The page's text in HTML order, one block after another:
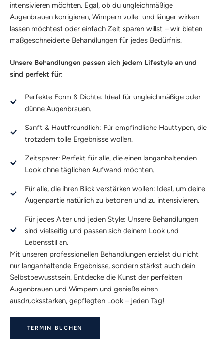
intensivieren möchten. Egal, ob du ungleichmäßige
Augenbrauen korrigieren, Wimpern voller und länger wirken
lassen möchtest oder einfach Zeit sparen willst – wir bieten
maßgeschneiderte Behandlungen für jedes Bedürfnis.
Unsere Behandlungen passen sich jedem Lifestyle an und
sind perfekt für:
Perfekte Form & Dichte: Ideal für ungleichmäßige oder
dünne Augenbrauen.
Sanft & Hautfreundlich: Für empfindliche Hauttypen, die
trotzdem tolle Ergebnisse wollen.
Zeitsparer: Perfekt für alle, die einen langanhaltenden
Look ohne täglichen Aufwand möchten.
Für alle, die ihren Blick verstärken wollen: Ideal, um deine
Augenpartie natürlich zu betonen und zu intensivieren.
Für jedes Alter und jeden Style: Unsere Behandlungen
sind vielseitig und passen sich deinem Look und
Lebensstil an.
Mit unseren professionellen Behandlungen erzielst du nicht
nur langanhaltende Ergebnisse, sondern stärkst auch dein
Selbstbewusstsein. Entdecke die Kunst der perfekten
Augenbrauen und Wimpern und genieße einen
ausdrucksstarken, gepflegten Look – jeden Tag!
TERMIN BUCHEN